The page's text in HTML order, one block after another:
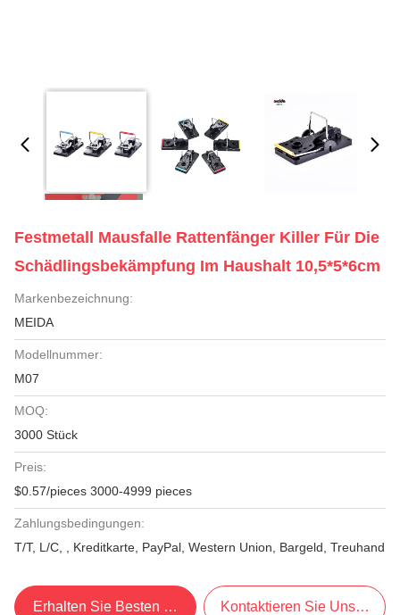
Festmetall Mausfalle Rattenfänger Killer Für Die
Schädlingsbekämpfung Im Haushalt 10,5*5*6cm
Markenbezeichnung:
MEIDA
Modellnummer:
M07
MOQ:
3000 Stück
Preis:
$0.57/pieces 3000-4999 pieces
Zahlungsbedingungen:
T/T, L/C, , Kreditkarte, PayPal, Western Union, Bargeld, Treuhand
Erhalten Sie Besten Preis Kontaktieren Sie Uns Jetzt